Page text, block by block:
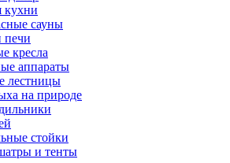
кухни
сауны
кресла
аппараты
лестницы
на природе
стойки
и тенты